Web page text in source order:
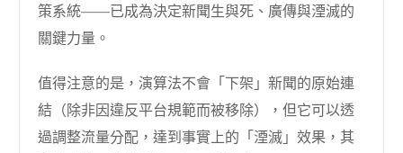
策系統——已成為決定新聞生與死、廣傳與湮滅的
關鍵力量。
值得注意的是，演算法不會「下架」新聞的原始連
結（除非因違反平台規範而被移除），但它可以透
過調整流量分配，達到事實上的「湮滅」效果，其